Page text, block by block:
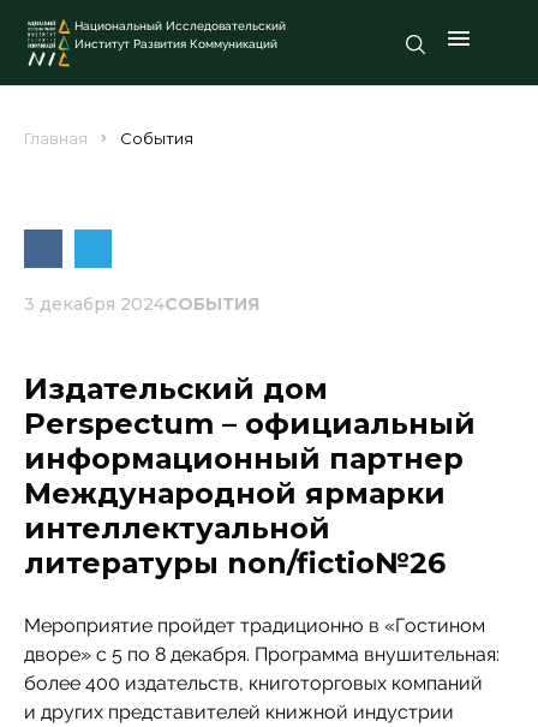
Национальный Исследовательский
Институт Развития Коммуникаций
Главная События
3 декабря 2024СОБЫТИЯ
Издательский дом
Perspectum – официальный
информационный партнер
Международной ярмарки
интеллектуальной
литературы non/fictio№26
Мероприятие пройдет традиционно в «Гостином
дворе» с 5 по 8 декабря. Программа внушительная:
более 400 издательств, книготорговых компаний
и других представителей книжной индустрии